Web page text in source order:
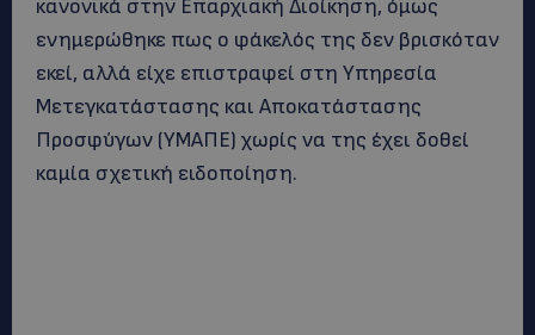
κανονικά στην Επαρχιακή Διοίκηση, όμως
ενημερώθηκε πως ο φάκελός της δεν βρισκόταν
εκεί, αλλά είχε επιστραφεί στη Υπηρεσία
Μετεγκατάστασης και Αποκατάστασης
Προσφύγων (ΥΜΑΠΕ) χωρίς να της έχει δοθεί
καμία σχετική ειδοποίηση.